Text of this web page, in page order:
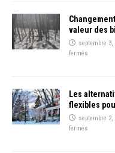
valeur des
septembre 3,
fermés
Les
flexibles
septembre 2,
fermés